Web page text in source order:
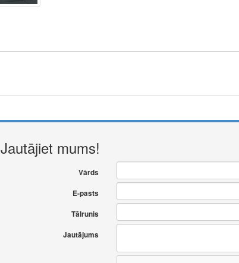
Jautājiet mums!
Vārds
E-pasts
Tālrunis
Jautājums